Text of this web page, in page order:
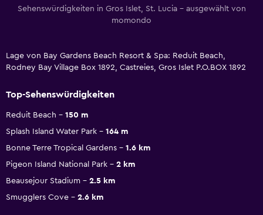
Sehenswürdigkeiten in Gros Islet, St. Lucia – ausgewählt von
momondo
Lage von Bay Gardens Beach Resort & Spa: Reduit Beach,
Rodney Bay Village Box 1892, Castreies, Gros Islet P.O.BOX 1892
Top-Sehenswürdigkeiten
Reduit Beach
150 m
Splash Island Water Park
164 m
Bonne Terre Tropical Gardens
1.6 km
Pigeon Island National Park
2 km
Beausejour Stadium
2.5 km
Smugglers Cove
2.6 km